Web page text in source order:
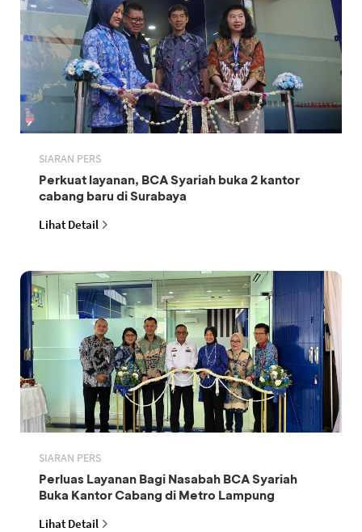
SIARAN PERS
Perkuat layanan, BCA Syariah buka 2 kantor
cabang baru di Surabaya
Lihat Detail
SIARAN PERS
Perluas Layanan Bagi Nasabah BCA Syariah
Buka Kantor Cabang di Metro Lampung
Lihat Detail